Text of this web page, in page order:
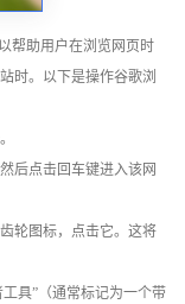
帮助用户在浏览网页时
时。以下是操作谷歌浏
后点击回车键进入该网
轮图标，点击它。这将
具”（通常标记为一个带